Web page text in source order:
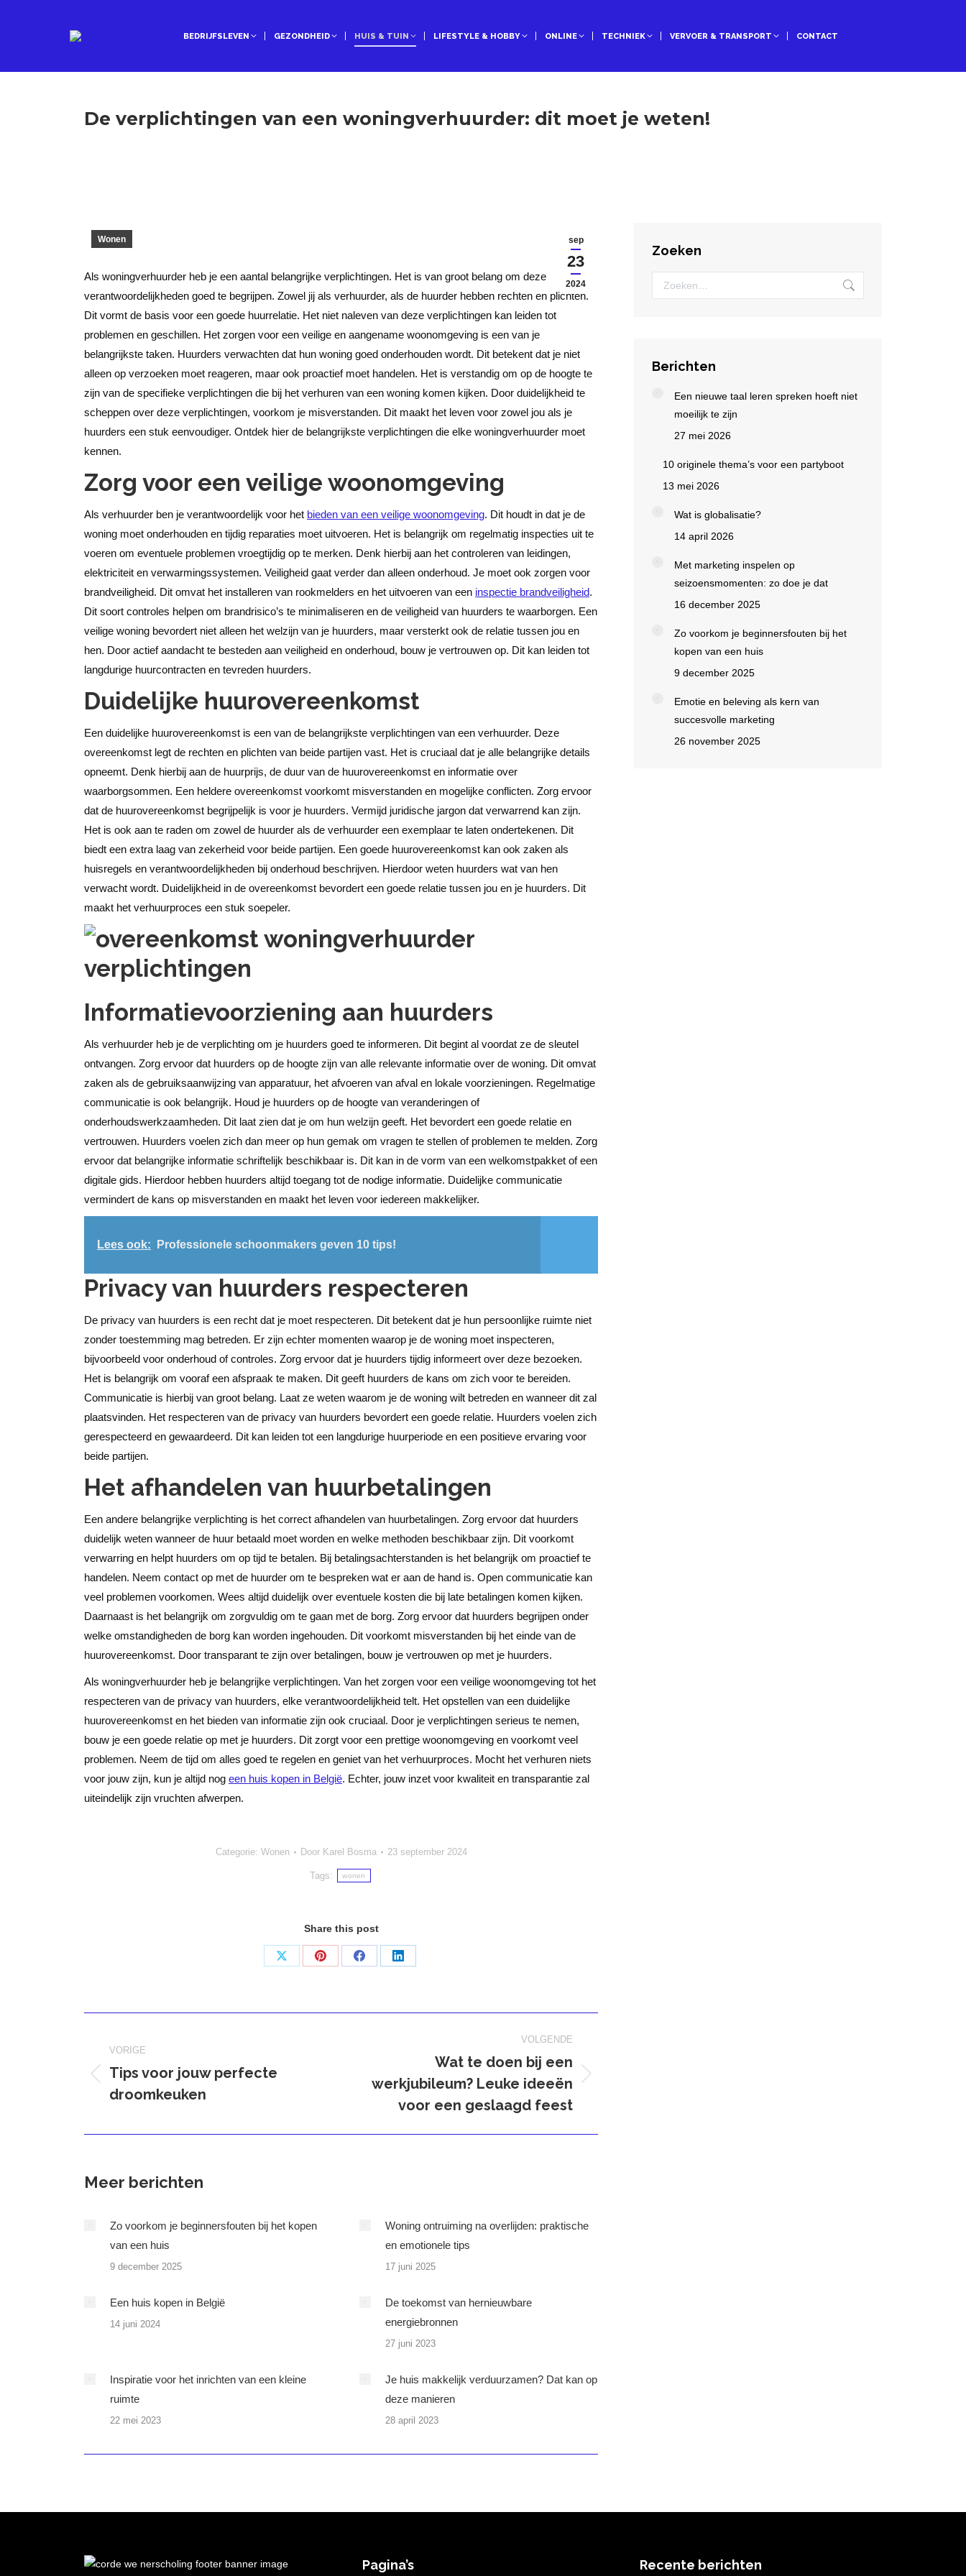
BEDRIJFSLEVEN GEZONDHEID HUIS & TUIN LIFESTYLE & HOBBY ONLINE TECHNIEK VERVOER & TRANSPORT CONTACT
De verplichtingen van een woningverhuurder: dit moet je weten!
sep
23
2024
Wonen
Als woningverhuurder heb je een aantal belangrijke verplichtingen. Het is van groot belang om deze
verantwoordelijkheden goed te begrijpen. Zowel jij als verhuurder, als de huurder hebben rechten en plichten.
Dit vormt de basis voor een goede huurrelatie. Het niet naleven van deze verplichtingen kan leiden tot
problemen en geschillen. Het zorgen voor een veilige en aangename woonomgeving is een van je
belangrijkste taken. Huurders verwachten dat hun woning goed onderhouden wordt. Dit betekent dat je niet
alleen op verzoeken moet reageren, maar ook proactief moet handelen. Het is verstandig om op de hoogte te
zijn van de specifieke verplichtingen die bij het verhuren van een woning komen kijken. Door duidelijkheid te
scheppen over deze verplichtingen, voorkom je misverstanden. Dit maakt het leven voor zowel jou als je
huurders een stuk eenvoudiger. Ontdek hier de belangrijkste verplichtingen die elke woningverhuurder moet
kennen.
Zorg voor een veilige woonomgeving
Als verhuurder ben je verantwoordelijk voor het bieden van een veilige woonomgeving. Dit houdt in dat je de
woning moet onderhouden en tijdig reparaties moet uitvoeren. Het is belangrijk om regelmatig inspecties uit te
voeren om eventuele problemen vroegtijdig op te merken. Denk hierbij aan het controleren van leidingen,
elektriciteit en verwarmingssystemen. Veiligheid gaat verder dan alleen onderhoud. Je moet ook zorgen voor
brandveiligheid. Dit omvat het installeren van rookmelders en het uitvoeren van een inspectie brandveiligheid.
Dit soort controles helpen om brandrisico’s te minimaliseren en de veiligheid van huurders te waarborgen. Een
veilige woning bevordert niet alleen het welzijn van je huurders, maar versterkt ook de relatie tussen jou en
hen. Door actief aandacht te besteden aan veiligheid en onderhoud, bouw je vertrouwen op. Dit kan leiden tot
langdurige huurcontracten en tevreden huurders.
Duidelijke huurovereenkomst
Een duidelijke huurovereenkomst is een van de belangrijkste verplichtingen van een verhuurder. Deze
overeenkomst legt de rechten en plichten van beide partijen vast. Het is cruciaal dat je alle belangrijke details
opneemt. Denk hierbij aan de huurprijs, de duur van de huurovereenkomst en informatie over
waarborgsommen. Een heldere overeenkomst voorkomt misverstanden en mogelijke conflicten. Zorg ervoor
dat de huurovereenkomst begrijpelijk is voor je huurders. Vermijd juridische jargon dat verwarrend kan zijn.
Het is ook aan te raden om zowel de huurder als de verhuurder een exemplaar te laten ondertekenen. Dit
biedt een extra laag van zekerheid voor beide partijen. Een goede huurovereenkomst kan ook zaken als
huisregels en verantwoordelijkheden bij onderhoud beschrijven. Hierdoor weten huurders wat van hen
verwacht wordt. Duidelijkheid in de overeenkomst bevordert een goede relatie tussen jou en je huurders. Dit
maakt het verhuurproces een stuk soepeler.
Informatievoorziening aan huurders
Als verhuurder heb je de verplichting om je huurders goed te informeren. Dit begint al voordat ze de sleutel
ontvangen. Zorg ervoor dat huurders op de hoogte zijn van alle relevante informatie over de woning. Dit omvat
zaken als de gebruiksaanwijzing van apparatuur, het afvoeren van afval en lokale voorzieningen. Regelmatige
communicatie is ook belangrijk. Houd je huurders op de hoogte van veranderingen of
onderhoudswerkzaamheden. Dit laat zien dat je om hun welzijn geeft. Het bevordert een goede relatie en
vertrouwen. Huurders voelen zich dan meer op hun gemak om vragen te stellen of problemen te melden. Zorg
ervoor dat belangrijke informatie schriftelijk beschikbaar is. Dit kan in de vorm van een welkomstpakket of een
digitale gids. Hierdoor hebben huurders altijd toegang tot de nodige informatie. Duidelijke communicatie
vermindert de kans op misverstanden en maakt het leven voor iedereen makkelijker.
Lees ook: Professionele schoonmakers geven 10 tips!
Privacy van huurders respecteren
De privacy van huurders is een recht dat je moet respecteren. Dit betekent dat je hun persoonlijke ruimte niet
zonder toestemming mag betreden. Er zijn echter momenten waarop je de woning moet inspecteren,
bijvoorbeeld voor onderhoud of controles. Zorg ervoor dat je huurders tijdig informeert over deze bezoeken.
Het is belangrijk om vooraf een afspraak te maken. Dit geeft huurders de kans om zich voor te bereiden.
Communicatie is hierbij van groot belang. Laat ze weten waarom je de woning wilt betreden en wanneer dit zal
plaatsvinden. Het respecteren van de privacy van huurders bevordert een goede relatie. Huurders voelen zich
gerespecteerd en gewaardeerd. Dit kan leiden tot een langdurige huurperiode en een positieve ervaring voor
beide partijen.
Het afhandelen van huurbetalingen
Een andere belangrijke verplichting is het correct afhandelen van huurbetalingen. Zorg ervoor dat huurders
duidelijk weten wanneer de huur betaald moet worden en welke methoden beschikbaar zijn. Dit voorkomt
verwarring en helpt huurders om op tijd te betalen. Bij betalingsachterstanden is het belangrijk om proactief te
handelen. Neem contact op met de huurder om te bespreken wat er aan de hand is. Open communicatie kan
veel problemen voorkomen. Wees altijd duidelijk over eventuele kosten die bij late betalingen komen kijken.
Daarnaast is het belangrijk om zorgvuldig om te gaan met de borg. Zorg ervoor dat huurders begrijpen onder
welke omstandigheden de borg kan worden ingehouden. Dit voorkomt misverstanden bij het einde van de
huurovereenkomst. Door transparant te zijn over betalingen, bouw je vertrouwen op met je huurders.
Als woningverhuurder heb je belangrijke verplichtingen. Van het zorgen voor een veilige woonomgeving tot het
respecteren van de privacy van huurders, elke verantwoordelijkheid telt. Het opstellen van een duidelijke
huurovereenkomst en het bieden van informatie zijn ook cruciaal. Door je verplichtingen serieus te nemen,
bouw je een goede relatie op met je huurders. Dit zorgt voor een prettige woonomgeving en voorkomt veel
problemen. Neem de tijd om alles goed te regelen en geniet van het verhuurproces. Mocht het verhuren niets
voor jouw zijn, kun je altijd nog een huis kopen in België. Echter, jouw inzet voor kwaliteit en transparantie zal
uiteindelijk zijn vruchten afwerpen.
Categorie: Wonen Door Karel Bosma 23 september 2024
Tags: wonen
Share this post
Deel
Deel
Deel
Deel
navigatie
VORIGE
Vorig
bericht
Tips voor jouw perfecte
droomkeuken
VOLGENDE
Volgend
Wat te doen bij een
werkjubileum? Leuke ideeën
voor een geslaagd feest
Meer berichten
Zo voorkom je beginnersfouten bij het kopen
van een huis
9 december 2025
Woning ontruiming na overlijden: praktische
en emotionele tips
17 juni 2025
Een huis kopen in België
14 juni 2024
De toekomst van hernieuwbare
energiebronnen
27 juni 2023
Inspiratie voor het inrichten van een kleine
ruimte
22 mei 2023
Je huis makkelijk verduurzamen? Dat kan op
deze manieren
28 april 2023
Zoeken
Zoeken:
Berichten
Een nieuwe taal leren spreken hoeft niet
moeilijk te zijn
27 mei 2026
10 originele thema’s voor een partyboot
13 mei 2026
Wat is globalisatie?
14 april 2026
Met marketing inspelen op
seizoensmomenten: zo doe je dat
16 december 2025
Zo voorkom je beginnersfouten bij het
kopen van een huis
9 december 2025
Emotie en beleving als kern van
succesvolle marketing
26 november 2025
Pagina’s Recente berichten